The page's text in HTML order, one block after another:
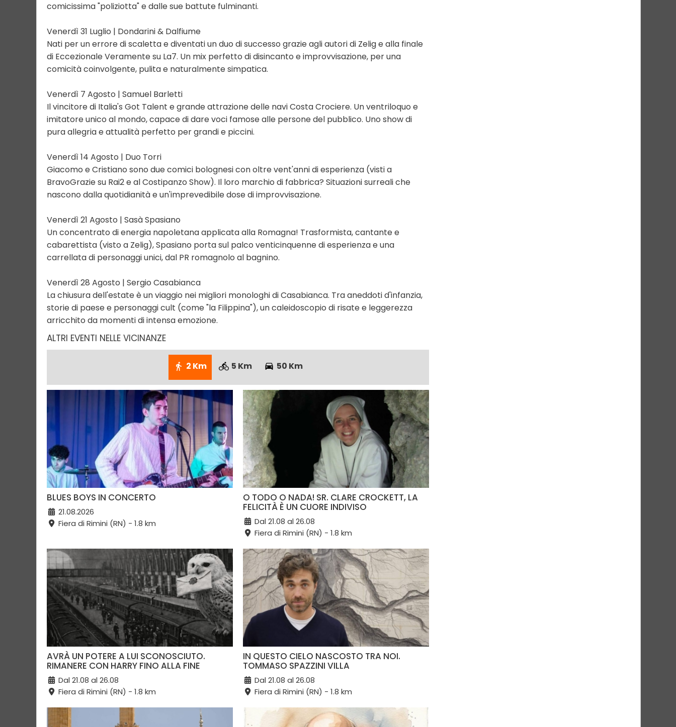
comicissima "poliziotta" e dalle sue battute fulminanti.
Venerdì 31 Luglio | Dondarini & Dalfiume
Nati per un errore di scaletta e diventati un duo di successo grazie agli autori di Zelig e alla finale
di Eccezionale Veramente su La7. Un mix perfetto di disincanto e improvvisazione, per una
comicità coinvolgente, pulita e naturalmente simpatica.
Venerdì 7 Agosto | Samuel Barletti
Il vincitore di Italia's Got Talent e grande attrazione delle navi Costa Crociere. Un ventriloquo e
imitatore unico al mondo, capace di dare voci famose alle persone del pubblico. Uno show di
pura allegria e attualità perfetto per grandi e piccini.
Venerdì 14 Agosto | Duo Torri
Giacomo e Cristiano sono due comici bolognesi con oltre vent'anni di esperienza (visti a
BravoGrazie su Rai2 e al Costipanzo Show). Il loro marchio di fabbrica? Situazioni surreali che
nascono dalla quotidianità e un'imprevedibile dose di improvvisazione.
Venerdì 21 Agosto | Sasà Spasiano
Un concentrato di energia napoletana applicata alla Romagna! Trasformista, cantante e
cabarettista (visto a Zelig), Spasiano porta sul palco venticinquenne di esperienza e una
carrellata di personaggi unici, dal PR romagnolo al bagnino.
Venerdì 28 Agosto | Sergio Casabianca
La chiusura dell'estate è un viaggio nei migliori monologhi di Casabianca. Tra aneddoti d'infanzia,
storie di paese e personaggi cult (come "la Filippina"), un caleidoscopio di risate e leggerezza
arricchito da momenti di intensa emozione.
ALTRI EVENTI NELLE VICINANZE
2 Km 5 Km 50 Km
BLUES BOYS IN CONCERTO
21.08.2026
Fiera di Rimini (RN) - 1.8 km
O TODO O NADA! SR. CLARE CROCKETT, LA
FELICITÀ È UN CUORE INDIVISO
Dal 21.08 al 26.08
Fiera di Rimini (RN) - 1.8 km
AVRÀ UN POTERE A LUI SCONOSCIUTO.
RIMANERE CON HARRY FINO ALLA FINE
Dal 21.08 al 26.08
Fiera di Rimini (RN) - 1.8 km
IN QUESTO CIELO NASCOSTO TRA NOI.
TOMMASO SPAZZINI VILLA
Dal 21.08 al 26.08
Fiera di Rimini (RN) - 1.8 km